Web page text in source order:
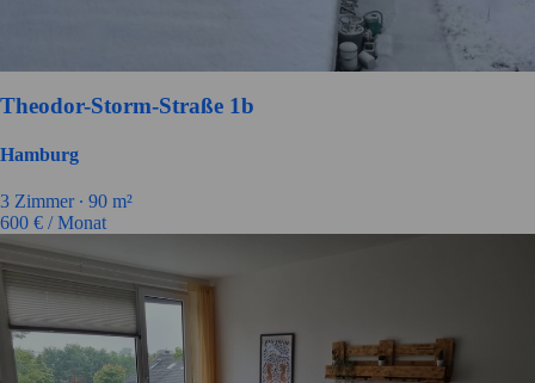
Theodor-Storm-Straße 1b
Hamburg
3 Zimmer ∙ 90 m²
600 € / Monat